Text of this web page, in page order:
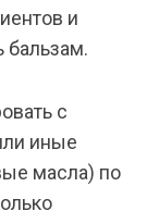
и
бальзам.
с
иные
масла) по